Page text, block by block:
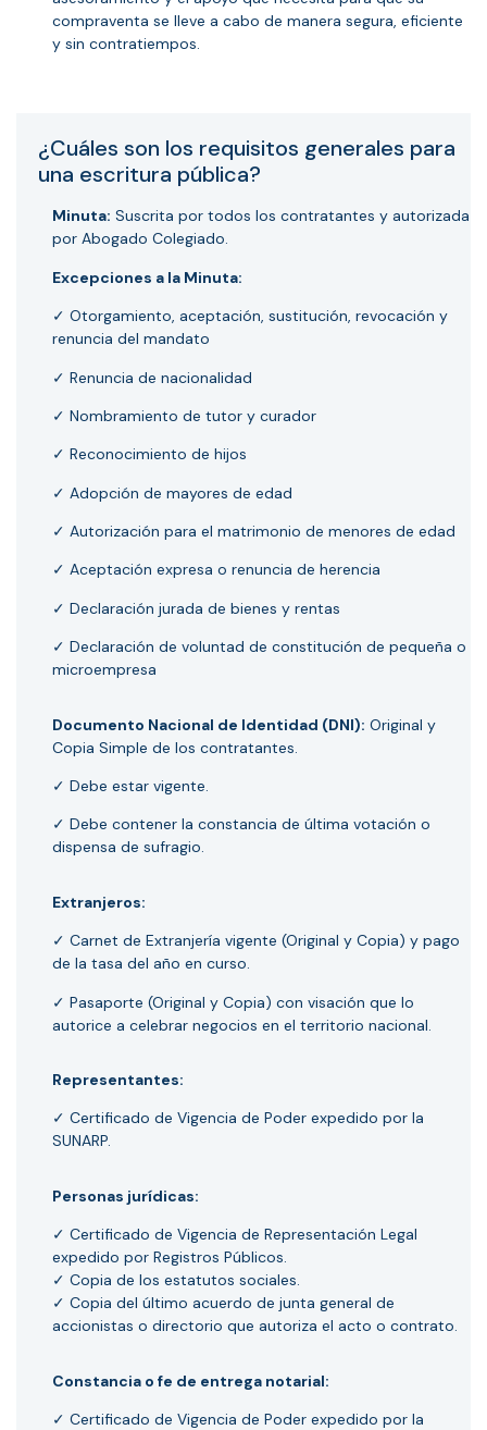
compraventa se lleve a cabo de manera segura, eficiente
y sin contratiempos.
¿Cuáles son los requisitos generales para
una escritura pública?
Minuta: Suscrita por todos los contratantes y autorizada
por Abogado Colegiado.
Excepciones a la Minuta:
✓ Otorgamiento, aceptación, sustitución, revocación y
renuncia del mandato
✓ Renuncia de nacionalidad
✓ Nombramiento de tutor y curador
✓ Reconocimiento de hijos
✓ Adopción de mayores de edad
✓ Autorización para el matrimonio de menores de edad
✓ Aceptación expresa o renuncia de herencia
✓ Declaración jurada de bienes y rentas
✓ Declaración de voluntad de constitución de pequeña o
microempresa
Documento Nacional de Identidad (DNI): Original y
Copia Simple de los contratantes.
✓ Debe estar vigente.
✓ Debe contener la constancia de última votación o
dispensa de sufragio.
Extranjeros:
✓ Carnet de Extranjería vigente (Original y Copia) y pago
de la tasa del año en curso.
✓ Pasaporte (Original y Copia) con visación que lo
autorice a celebrar negocios en el territorio nacional.
Representantes:
✓ Certificado de Vigencia de Poder expedido por la
SUNARP.
Personas jurídicas:
✓ Certificado de Vigencia de Representación Legal
expedido por Registros Públicos.
✓ Copia de los estatutos sociales.
✓ Copia del último acuerdo de junta general de
accionistas o directorio que autoriza el acto o contrato.
Constancia o fe de entrega notarial:
✓ Certificado de Vigencia de Poder expedido por la